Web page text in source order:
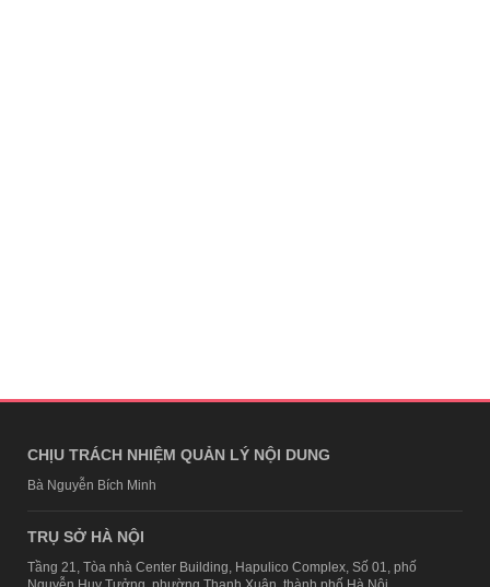
CHỊU TRÁCH NHIỆM QUẢN LÝ NỘI DUNG
Bà Nguyễn Bích Minh
TRỤ SỞ HÀ NỘI
Tầng 21, Tòa nhà Center Building, Hapulico Complex, Số 01, phố